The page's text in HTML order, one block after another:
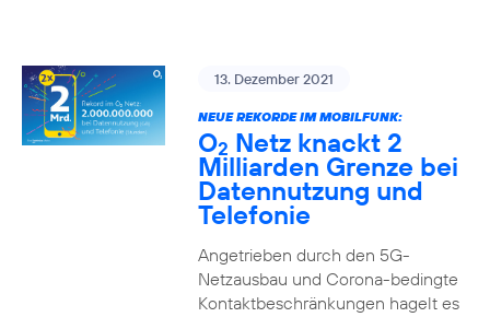
13. Dezember 2021
NEUE REKORDE IM MOBILFUNK:
O2 Netz knackt 2
Milliarden Grenze bei
Datennutzung und
Telefonie
Angetrieben durch den 5G-
Netzausbau und Corona-bedingte
Kontaktbeschränkungen hagelt es